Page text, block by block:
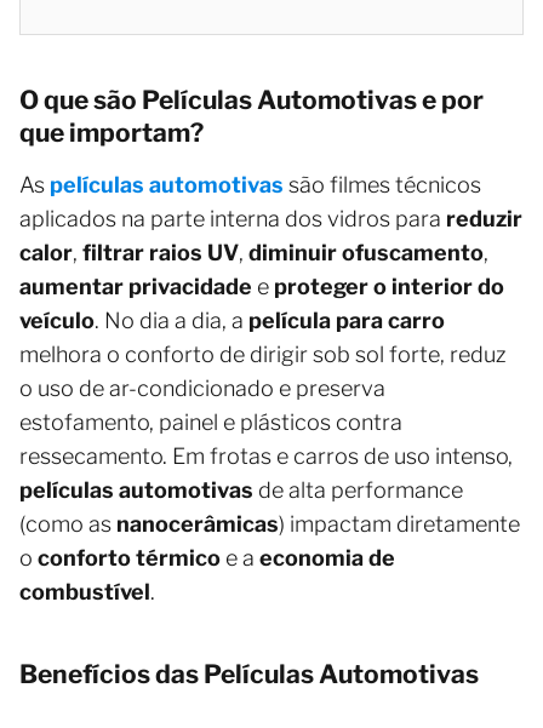
O que são Películas Automotivas e por
que importam?
As películas automotivas são filmes técnicos
aplicados na parte interna dos vidros para reduzir
calor, filtrar raios UV, diminuir ofuscamento,
aumentar privacidade e proteger o interior do
veículo. No dia a dia, a película para carro
melhora o conforto de dirigir sob sol forte, reduz
o uso de ar-condicionado e preserva
estofamento, painel e plásticos contra
ressecamento. Em frotas e carros de uso intenso,
películas automotivas de alta performance
(como as nanocerâmicas) impactam diretamente
o conforto térmico e a economia de
combustível.
Benefícios das Películas Automotivas